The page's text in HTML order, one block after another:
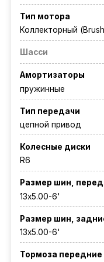
Тип мотора
Коллекторный
Шасси
Амортизаторы
пружинные
Тип передачи
цепной привод
Колесные диски
R6
Размер шин,
13х5.00-6'
Размер шин,
13х5.00-6'
Тормоза передние